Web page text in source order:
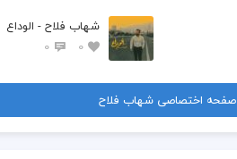
شهاب فلاح - الوداع
0
0
صفحه اختصاصی شهاب فلاح